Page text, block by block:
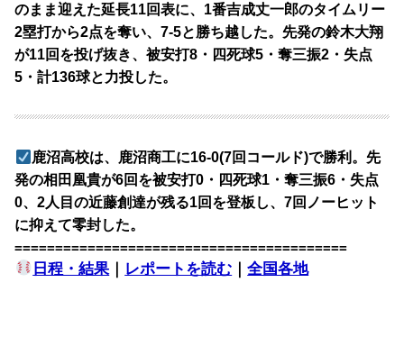
のまま迎えた延長11回表に、1番吉成丈一郎のタイムリー
2塁打から2点を奪い、7-5と勝ち越した。先発の鈴木大翔
が11回を投げ抜き、被安打8・四死球5・奪三振2・失点
5・計136球と力投した。
鹿沼高校は、鹿沼商工に16-0(7回コールド)で勝利。先
発の相田凰貴が6回を被安打0・四死球1・奪三振6・失点
0、2人目の近藤創達が残る1回を登板し、7回ノーヒット
に抑えて零封した。
=========================================
日程・結果｜ レポートを読む ｜全国各地